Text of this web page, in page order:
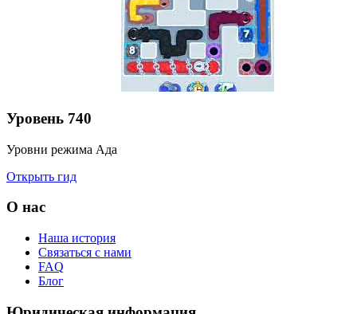
Уровень 740
Уровни режима Ада
Открыть гид
О нас
Наша история
Связаться с нами
FAQ
Блог